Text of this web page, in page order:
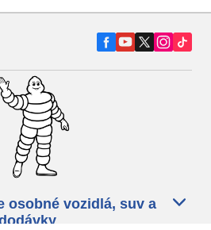
osobné vozidlá, suv a